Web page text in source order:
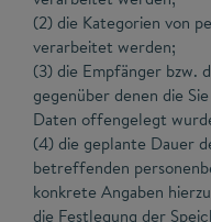
(2) die Kategorien von
verarbeitet werden;
(3) die Empfänger bzw.
gegenüber denen die
Daten offengelegt
(4) die geplante Dauer
betreffenden
konkrete Angaben
die Festlegung der